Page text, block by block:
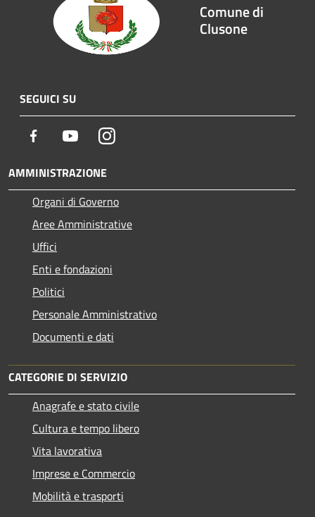
Comune di
Clusone
SEGUICI SU
Facebook YoutubeInstagram
AMMINISTRAZIONE
Organi di Governo
Aree Amministrative
Uffici
Enti e fondazioni
Politici
Personale Amministrativo
Documenti e dati
CATEGORIE DI SERVIZIO
Anagrafe e stato civile
Cultura e tempo libero
Vita lavorativa
Imprese e Commercio
Mobilità e trasporti